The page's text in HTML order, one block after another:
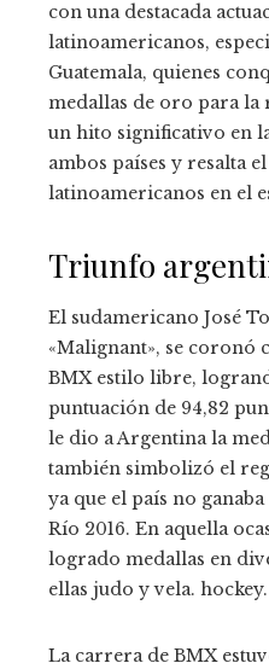
con una destacada
latinoamericanos,
Guatemala, quienes
medallas de oro para la
un hito significativo en
ambos países y resalta
latinoamericanos en el
Triunfo
El sudamericano José
«Malignant», se coronó
BMX estilo libre,
puntuación de 94,82
le dio a Argentina la
también simbolizó el
ya que el país no
Río 2016. En aquella
logrado medallas en
ellas judo y vela. hockey.
La carrera de BMX